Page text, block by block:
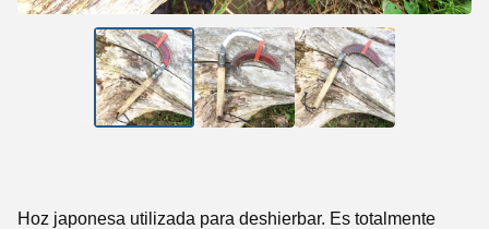
Hoz japonesa utilizada para deshierbar. Es totalmente